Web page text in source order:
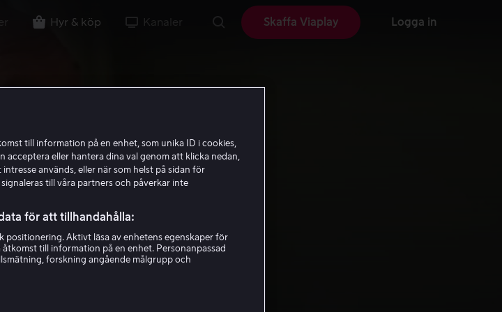
Hyr & köp Kanaler Skaffa Viaplay Logga in
till information på en enhet, som unika ID i cookies,
eller hantera dina val genom att klicka nedan,
används, eller när som helst på sidan för
till våra partners och påverkar inte
för att tillhandahålla:
positionering. Aktivt läsa av enhetens egenskaper för
till information på en enhet. Personanpassad
forskning angående målgrupp och